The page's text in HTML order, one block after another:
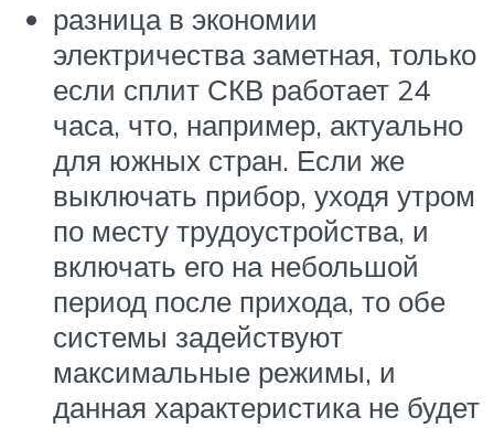
разница в экономии
электричества заметная, только
если сплит СКВ работает 24
часа, что, например, актуально
для южных стран. Если же
выключать прибор, уходя утром
по месту трудоустройства, и
включать его на небольшой
период после прихода, то обе
системы задействуют
максимальные режимы, и
данная характеристика не будет